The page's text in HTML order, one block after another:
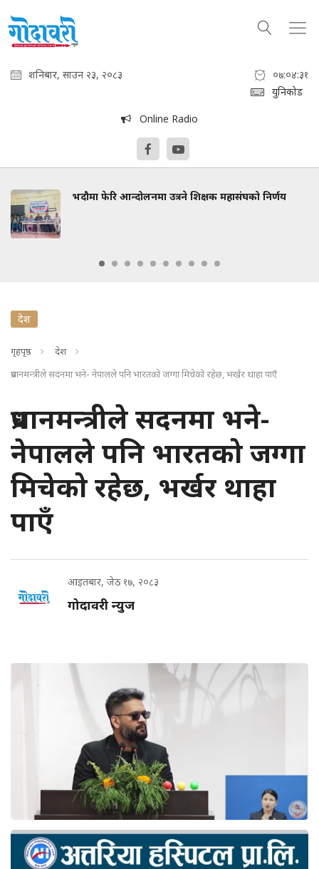
शनिबार, साउन २३, २०८३
०७:०४:३२
युनिकोड
Online Radio
भदौमा फेरि आन्दोलनमा उत्रने शिक्षक महासंघको निर्णय
देश
गृहपृष्ठ
देश
प्रधानमन्त्रीले सदनमा भने- नेपालले पनि भारतको जग्गा मिचेको रहेछ, भर्खर थाहा पाएँ
प्रधानमन्त्रीले सदनमा भने-
नेपालले पनि भारतको जग्गा
मिचेको रहेछ, भर्खर थाहा
पाएँ
आइतबार, जेठ १७, २०८३
गोदावरी न्युज